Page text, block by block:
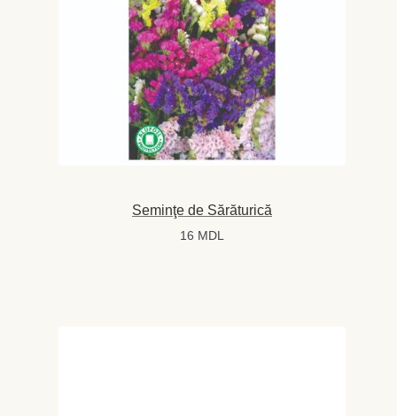
Seminţe de Sărăturică
16 MDL